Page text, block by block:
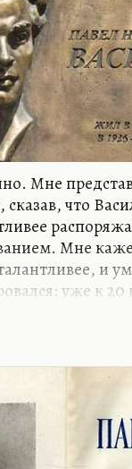
Мне
что
Мне
и
уже к
гения, хотя
черты. Но с
кто из
и даже
Васильев
и особенно